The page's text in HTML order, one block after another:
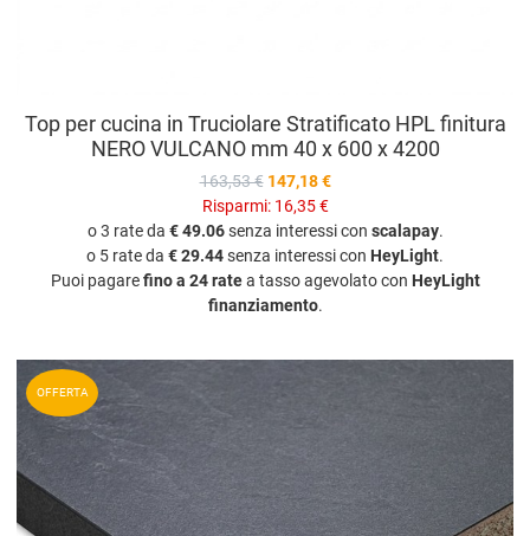
Top per cucina in Truciolare Stratificato HPL finitura
NERO VULCANO mm 40 x 600 x 4200
163,53 € 147,18 €
Risparmi: 16,35 €
o 3 rate da € 49.06senza interessi con scalapay.
o 5 rate da € 29.44senza interessi con HeyLight.
Puoi pagarefino a 24 ratea tasso agevolato con HeyLight
finanziamento.
OFFERTA